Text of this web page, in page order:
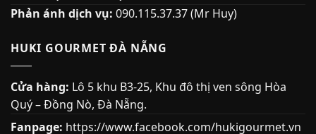
Phản ánh dịch vụ: 090.115.37.37 (Mr Huy)
HUKI GOURMET ĐÀ NẴNG
Cửa hàng: Lô 5 khu B3-25, Khu đô thị ven sông Hòa
Quý – Đồng Nò, Đà Nẵng.
Fanpage: https://www.facebook.com/hukigourmet.vn